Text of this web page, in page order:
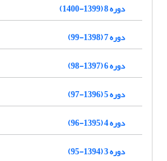
دوره 8 (1399-1400)
دوره 7 (1398-99)
دوره 6 (1397-98)
دوره 5 (1396-97)
دوره 4 (1395-96)
دوره 3 (1394-95)